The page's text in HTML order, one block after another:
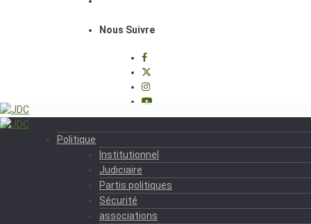
Nous Suivre
Politique
Institutionnel
Judiciaire
Partis politiques
Sécurité
associations